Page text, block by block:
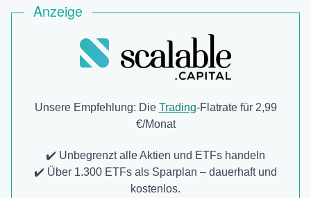
Anzeige
Unsere Empfehlung: Die Trading-Flatrate für 2,99
€/Monat
✔️ Unbegrenzt alle Aktien und ETFs handeln
✔️ Über 1.300 ETFs als Sparplan – dauerhaft und
kostenlos.